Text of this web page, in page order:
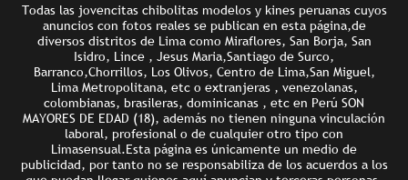
Todas las jovencitas chibolitas modelos y kines peruanas cuyos
anuncios con fotos reales se publican en esta página,de
diversos distritos de Lima como Miraflores, San Borja, San
Isidro, Lince , Jesus Maria,Santiago de Surco,
Barranco,Chorrillos, Los Olivos, Centro de Lima,San Miguel,
Lima Metropolitana, etc o extranjeras , venezolanas,
colombianas, brasileras, dominicanas , etc en Perú SON
MAYORES DE EDAD (18), además no tienen ninguna vinculación
laboral, profesional o de cualquier otro tipo con
Limasensual.Esta página es únicamente un medio de
publicidad, por tanto no se responsabiliza de los acuerdos a los